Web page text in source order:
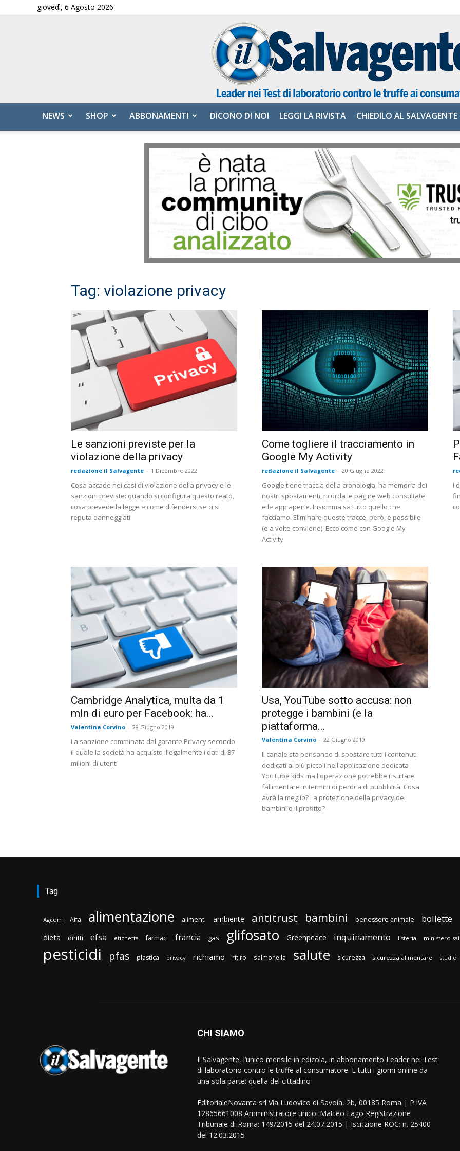
giovedì, 6 Agosto 2026
Salvagente
NEWS SHOP ABBONAMENTI DICONO DI NOI LEGGI LA RIVISTA CHIEDILO AL SALVAGENTE
Tag: violazione privacy
Le sanzioni previste per la
violazione della privacy
redazione il Salvagente - 1 Dicembre 2022
Cosa accade nei casi di violazione della privacy e le
sanzioni previste: quando si configura questo reato,
cosa prevede la legge e come difendersi se ci si
reputa danneggiati
Come togliere il tracciamento in
Google My Activity
redazione il Salvagente - 20 Giugno 2022
Google tiene traccia della cronologia, ha memoria dei
nostri spostamenti, ricorda le pagine web consultate
e le app aperte. Insomma sa tutto quello che
facciamo. Eliminare queste tracce, però, è possibile
(e a volte conviene). Ecco come con Google My
Activity
I
Cambridge Analytica, multa da 1
mln di euro per Facebook: ha...
Valentina Corvino - 28 Giugno 2019
La sanzione comminata dal garante Privacy secondo
il quale la società ha acquisto illegalmente i dati di 87
milioni di utenti
Usa, YouTube sotto accusa: non
protegge i bambini (e la
piattaforma...
Valentina Corvino - 22 Giugno 2019
Il canale sta pensando di spostare tutti i contenuti
dedicati ai più piccoli nell'applicazione dedicata
YouTube kids ma l'operazione potrebbe risultare
fallimentare in termini di perdita di pubblicità. Cosa
avrà la meglio? La protezione della privacy dei
bambini o il profitto?
Tag
Agcom Aifa alimentazione alimenti ambiente antitrust bambini benessere animale bollette
dieta diritti efsa etichetta farmaci francia gas glifosato Greenpeace inquinamento listeria ministero
pesticidi pfas plastica privacy richiamo ritiro salmonella salute sicurezza sicurezza alimentare studio
CHI SIAMO
Il Salvagente, l’unico mensile in edicola, in abbonamento Leader nei Test
di laboratorio contro le truffe al consumatore. E tutti i giorni online da
una sola parte: quella del cittadino
EditorialeNovanta srl Via Ludovico di Savoia, 2b, 00185 Roma | P.IVA
12865661008 Amministratore unico: Matteo Fago Registrazione
Tribunale di Roma: 149/2015 del 24.07.2015 | Iscrizione ROC: n. 25400
del 12.03.2015